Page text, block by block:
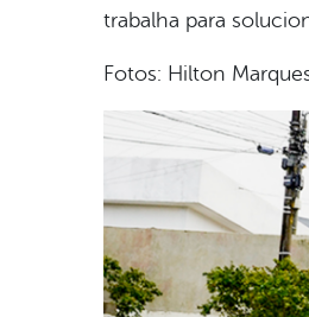
trabalha para
Fotos: Hilton